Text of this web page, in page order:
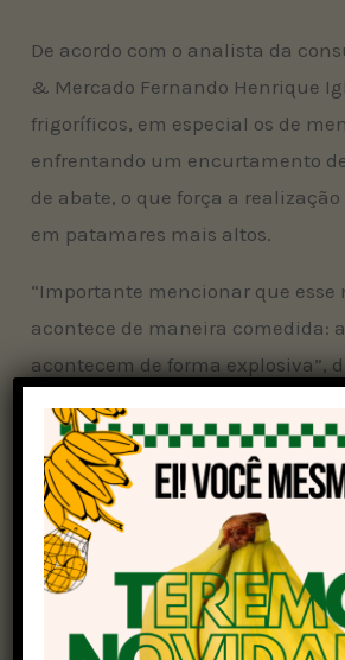
De acordo com o analista da
& Mercado Fernando Henrique
frigoríficos, em especial os de
enfrentando um encurtamento
de abate, o que força a
em patamares mais altos.
“Importante mencionar que esse
acontece de maneira comedida:
acontecem de forma explosiva”,
Para Iglesias, o fato de o Brasil
como território livre de febre
vacinação nesta quinta-feira
Mundial de Saúde Animal (OMSA)
possibilitar o acesso a mercados
boas quantidades de carne
preços elevados, a exemplo do